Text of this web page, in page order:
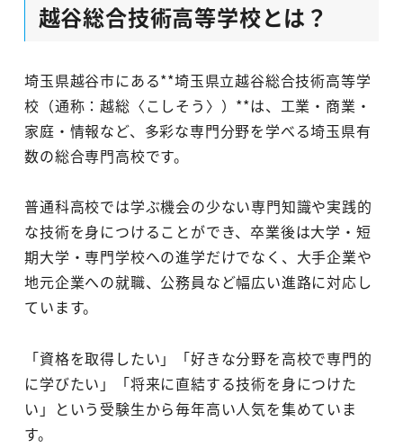
越谷総合技術高等学校とは？
埼玉県越谷市にある**埼玉県立越谷総合技術高等学
校（通称：越総〈こしそう〉）**は、工業・商業・
家庭・情報など、多彩な専門分野を学べる埼玉県有
数の総合専門高校です。
普通科高校では学ぶ機会の少ない専門知識や実践的
な技術を身につけることができ、卒業後は大学・短
期大学・専門学校への進学だけでなく、大手企業や
地元企業への就職、公務員など幅広い進路に対応し
ています。
「資格を取得したい」「好きな分野を高校で専門的
に学びたい」「将来に直結する技術を身につけた
い」という受験生から毎年高い人気を集めていま
す。